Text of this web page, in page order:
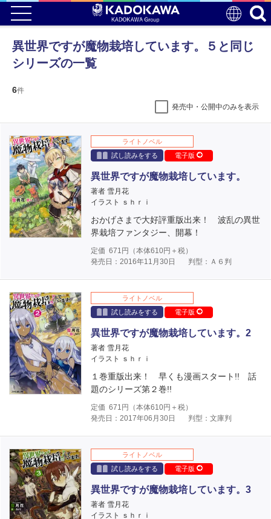
異世界ですが魔物栽培しています。５と同じ
シリーズの一覧
6件
発売中・公開中のみを表示
ライトノベル
試し読みをする
電子版
異世界ですが魔物栽培しています。
著者 雪月花
イラスト ｓｈｒｉ
おかげさまで大好評重版出来！ 波乱の異世
界栽培ファンタジー、開幕！
定価 671 円（本体610円＋税）
発売日：2016年11月30日
判型：Ａ６判
ライトノベル
試し読みをする
電子版
異世界ですが魔物栽培しています。2
著者 雪月花
イラスト ｓｈｒｉ
１巻重版出来！ 早くも漫画スタート!! 話
題のシリーズ第２巻!!
定価 671 円（本体610円＋税）
発売日：2017年06月30日
判型：文庫判
ライトノベル
試し読みをする
電子版
異世界ですが魔物栽培しています。3
著者 雪月花
イラスト ｓｈｒｉ